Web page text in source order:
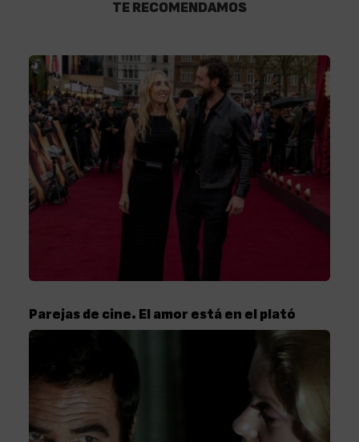
TE RECOMENDAMOS
Parejas de cine. El amor está en el plató